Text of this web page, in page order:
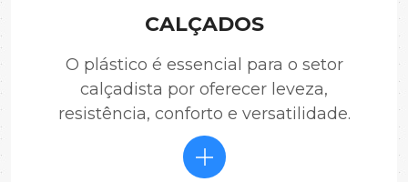
CALÇADOS
O plástico é essencial para o setor
calçadista por oferecer leveza,
resistência, conforto e versatilidade.